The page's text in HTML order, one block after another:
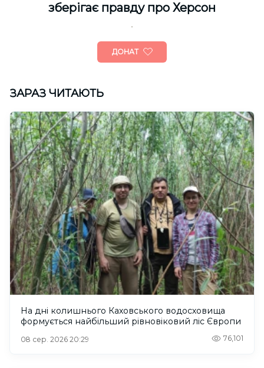
зберігає правду про Херсон
ДОНАТ
ЗАРАЗ ЧИТАЮТЬ
На дні колишнього Каховського водосховища
формується найбільший рівновіковий ліс Європи
08 сер. 2026 20:29 76,101